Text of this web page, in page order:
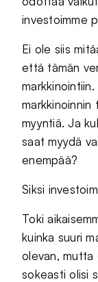
investoimme
Ei ole siis
että tämän
myyntiä. Ja
saat myydä
enempää?
Siksi
Toki
kuinka suuri
olevan, mutta
sokeasti olisi